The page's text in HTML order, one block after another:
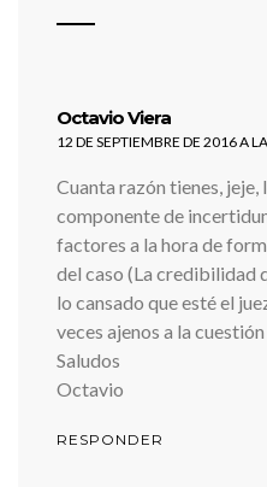
Octavio Viera
12 DE SEPTIEMBRE DE 2016 A
Cuanta razón tienes, jeje,
componente de
factores a la hora de
del caso (La credibilidad
lo cansado que esté el
veces ajenos a la
Saludos
Octavio
RESPONDER